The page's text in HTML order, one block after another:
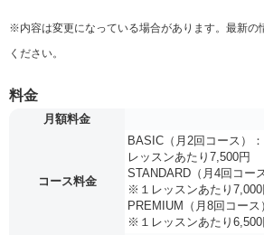
※内容は変更になっている場合があります。最新の
ください。
料金
月額料金
コース料金
BASIC（月2回コース）
レッスンあたり7,500円
STANDARD（月4回コー
※１レッスンあたり7,000
PREMIUM（月8回コース
※１レッスンあたり6,500